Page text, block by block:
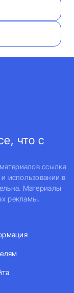
что с
ссылка
использовании в
Материалы
рекламы.